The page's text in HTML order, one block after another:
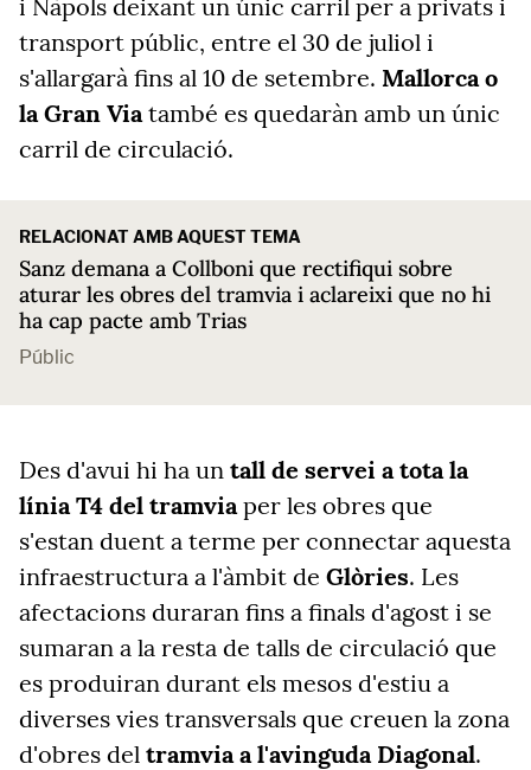
i Nàpols deixant un únic carril per a privats i
transport públic, entre el 30 de juliol i
s'allargarà fins al 10 de setembre. Mallorca o
la Gran Viatambé es quedaràn amb un únic
carril de circulació.
RELACIONAT AMB AQUEST TEMA
Sanz demana a Collboni que rectifiqui sobre
aturar les obres del tramvia i aclareixi que no hi
ha cap pacte amb Trias
Públic
Des d'avui hi ha un tall de servei a tota la
línia T4 del tramviaper les obres que
s'estan duent a terme per connectar aquesta
infraestructura a l'àmbit de Glòries. Les
afectacions duraran fins a finals d'agost i se
sumaran a la resta de talls de circulació que
es produiran durant els mesos d'estiu a
diverses vies transversals que creuen la zona
d'obres del tramvia a l'avinguda Diagonal.